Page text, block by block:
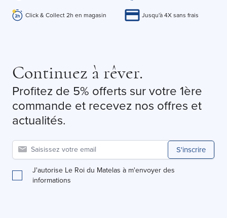
Click & Collect 2h en magasin Jusqu'à 4X sans frais
Continuez à rêver.
Profitez de 5% offerts sur votre 1ère
commande et recevez nos offres et
actualités.
S'inscrire
J'autorise Le Roi du Matelas à m'envoyer des
informations